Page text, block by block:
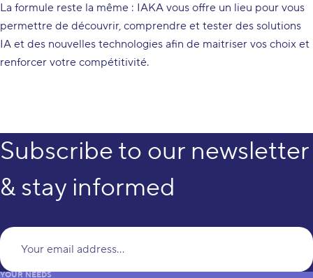
La formule reste la même : IAKA vous offre un lieu pour vous
permettre de découvrir, comprendre et tester des solutions
IA et des nouvelles technologies afin de maitriser vos choix et
renforcer votre compétitivité.
Subscribe to our newsletter
& stay informed
YOUR NEEDS